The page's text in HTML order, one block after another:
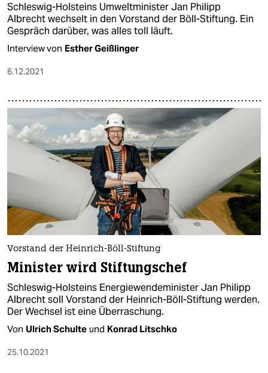
Schleswig-Holsteins Umweltminister Jan Philipp
Albrecht wechselt in den Vorstand der Böll-Stiftung. Ein
Gespräch darüber, was alles toll läuft.
Interview von Esther Geißlinger
6.12.2021
Vorstand der Heinrich-Böll-Stiftung
Minister wird Stiftungschef
Schleswig-Holsteins Energiewendeminister Jan Philipp
Albrecht soll Vorstand der Heinrich-Böll-Stiftung werden.
Der Wechsel ist eine Überraschung.
Von Ulrich Schulte und Konrad Litschko
25.10.2021